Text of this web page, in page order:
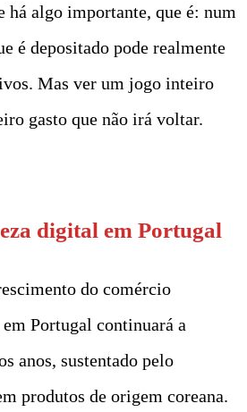
há algo importante, que é: num
é depositado pode realmente
Mas ver um jogo inteiro
gasto que não irá voltar.
digital em Portugal
do comércio
Portugal continuará a
anos, sustentado pelo
produtos de origem coreana.